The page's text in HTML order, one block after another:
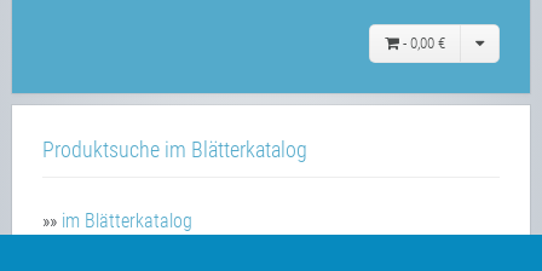
- 0,00 €
Produktsuche im Blätterkatalog
»» im Blätterkatalog